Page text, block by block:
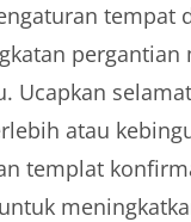
tempat
pergantian
Ucapkan
atau
templat